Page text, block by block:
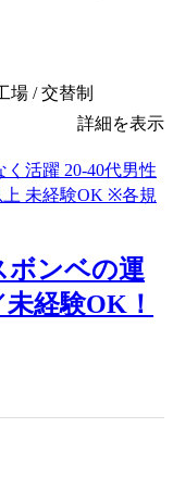
場 / 交替制
詳細を表示
ボンベの運
経験OK！